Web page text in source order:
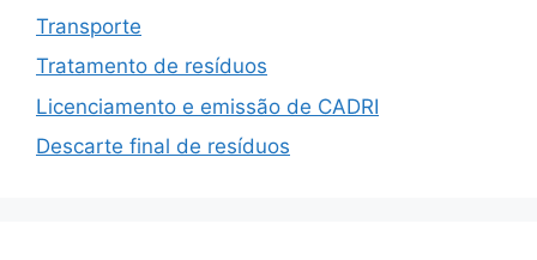
Transporte
Tratamento de resíduos
Licenciamento e emissão de CADRI
Descarte final de resíduos